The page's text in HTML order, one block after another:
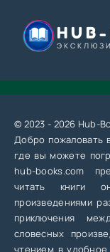
© 2023 - 2026 Hub-
Добро пожаловать
где вы можете
hub-books.com
читать книги
произведениями
приключения
словесных
чтением в